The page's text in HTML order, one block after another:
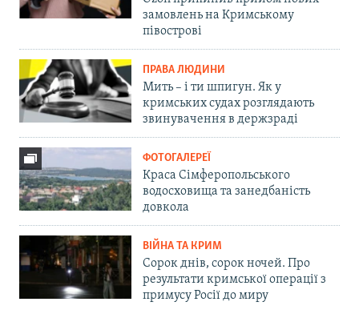
замовлень на Кримському
півострові
ПРАВА ЛЮДИНИ
Мить – і ти шпигун. Як у
кримських судах розглядають
звинувачення в держзраді
ФОТОГАЛЕРЕЇ
Краса Сімферопольського
водосховища та занедбаність
довкола
ВІЙНА ТА КРИМ
Сорок днів, сорок ночей. Про
результати кримської операції з
примусу Росії до миру